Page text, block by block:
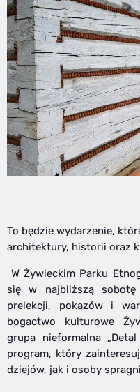
To będzie wydarzenie,
architektury, historii oraz
W Żywieckim Parku
się w najbliższą sobotę
prelekcji, pokazów i
bogactwo kulturowe
grupa nieformalna
program, który
dziejów, jak i osoby